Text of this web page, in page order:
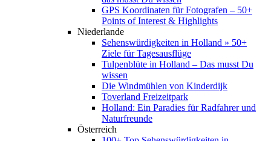
GPS Koordinaten für Fotografen – 50+
Points of Interest & Highlights
Niederlande
Sehenswürdigkeiten in Holland » 50+
Ziele für Tagesausflüge
Tulpenblüte in Holland – Das musst Du
wissen
Die Windmühlen von Kinderdijk
Toverland Freizeitpark
Holland: Ein Paradies für Radfahrer und
Naturfreunde
Österreich